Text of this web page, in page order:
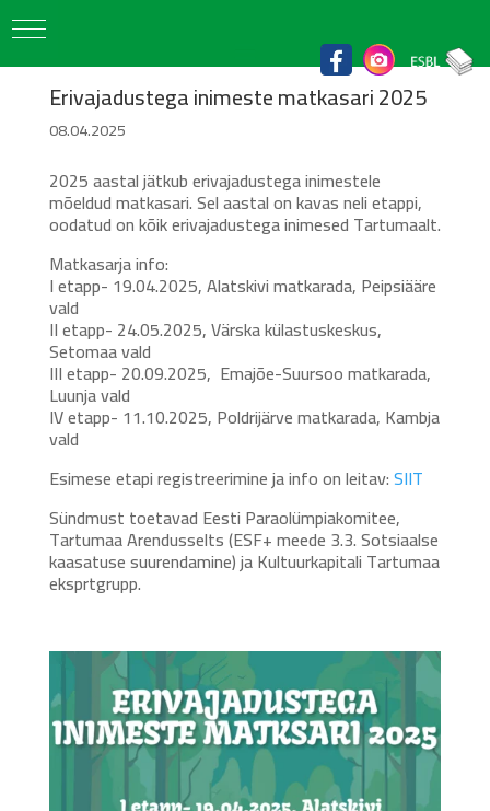
Erivajadustega inimeste matkasari 2025
08.04.2025
2025 aastal jätkub erivajadustega inimestele
mõeldud matkasari. Sel aastal on kavas neli etappi,
oodatud on kõik erivajadustega inimesed Tartumaalt.
Matkasarja info:
I etapp- 19.04.2025, Alatskivi matkarada, Peipsiääre
vald
II etapp- 24.05.2025, Värska külastuskeskus,
Setomaa vald
III etapp- 20.09.2025, Emajõe-Suursoo matkarada,
Luunja vald
IV etapp- 11.10.2025, Poldrijärve matkarada, Kambja
vald
Esimese etapi registreerimine ja info on leitav:SIIT
Sündmust toetavad Eesti Paraolümpiakomitee,
Tartumaa Arendusselts (ESF+ meede 3.3. Sotsiaalse
kaasatuse suurendamine) ja Kultuurkapitali Tartumaa
eksprtgrupp.